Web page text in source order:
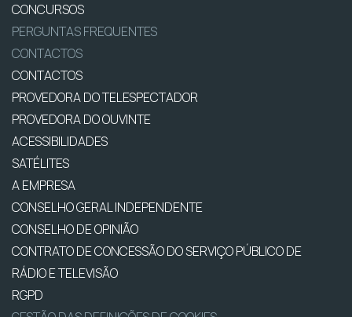
CONCURSOS
PERGUNTAS FREQUENTES
CONTACTOS
CONTACTOS
PROVEDORA DO TELESPECTADOR
PROVEDORA DO OUVINTE
ACESSIBILIDADES
SATÉLITES
A EMPRESA
CONSELHO GERAL INDEPENDENTE
CONSELHO DE OPINIÃO
CONTRATO DE CONCESSÃO DO SERVIÇO PÚBLICO DE
RÁDIO E TELEVISÃO
RGPD